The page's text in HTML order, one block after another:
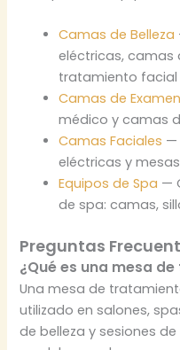
Camas de Belleza
eléctricas, camas
tratamiento facial
Camas de
médico y camas
Camas Faciales —
eléctricas y
Equipos de Spa —
de spa: camas,
Preguntas
¿Qué es una mesa
Una mesa de
utilizado en salones,
de belleza y sesiones